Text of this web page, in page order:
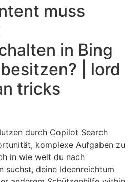
muss
in Bing
| lord
tricks
durch Copilot Search
komplexe Aufgaben zu
in wie weit du nach
suchst, deine Ideenreichtum